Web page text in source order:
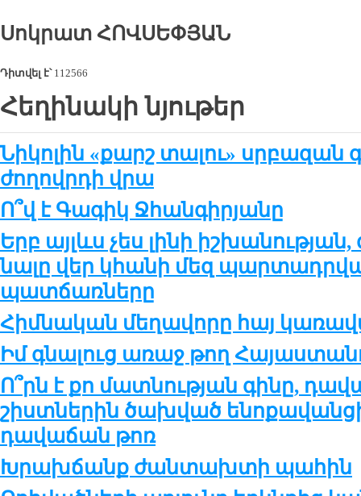
Սոկ­րատ ՀՈՎ­ՍԵ­ՓՅԱՆ
Դիտվել է՝112566
Հեղինակի նյութեր
Նիկոլին «քարշ տալու» սրբազան
ժողովրդի վրա
Ո՞վ է Գագիկ Ջհանգիրյանը
Երբ այլևս չես լի­նի
նա­լը վեր կհա­նի մեզ
պատ­ճառ­նե­րը
Հիմ­նա­կան մե­ղա­վո­րը հայ
Իմ գնա­լուց ա­ռաջ թող
Ո՞րն է քո մատ­նու­թ­յան գի­նը,
շիստ­նե­րին ծախ­ված
դա­վա­ճան թոռ
Խրախ­ճանք ժան­տախ­տի պա­հին